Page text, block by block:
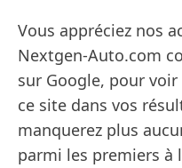
Vous appréciez nos
Nextgen-Auto.com
sur Google, pour
ce site dans vos
manquerez plus
parmi les premiers à